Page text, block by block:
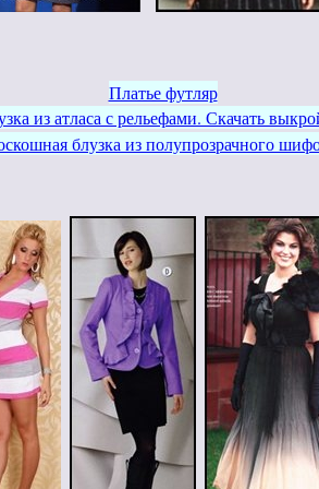
Платье футляр
из атласа с рельефами. Скачать
блузка из полупрозрачного